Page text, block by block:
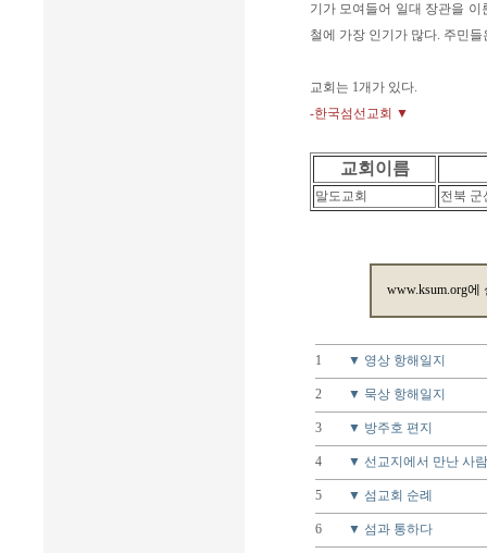
기가 모여들어 일대 장관을
철에 가장 인기가 많다. 주민
교회는 1개가 있다.
-한국섬선교회 ▼
교회이름
말도교회 전북 군
www.ksum.org에
1 ▼ 영상 항해일지
2 ▼ 묵상 항해일지
3 ▼ 방주호 편지
4 ▼ 선교지에서 만난 사
5 ▼ 섬교회 순례
6 ▼ 섬과 통하다